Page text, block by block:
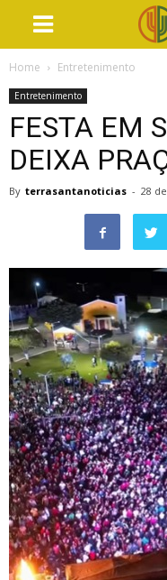
Home Entretenimento
Entretenimento
FESTA EM
DEIXA
By terrasantanoticias - 28